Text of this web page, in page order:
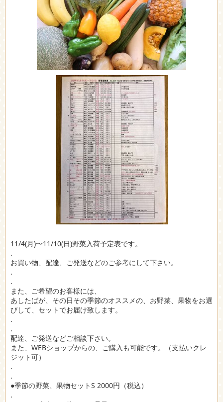
11/4(月)〜11/10(日)野菜入荷予定表です。
.
お買い物、配達、ご発送などのご参考にして下さい。
.
.
また、ご希望のお客様には、
あしたばが、その日その季節のオススメの、お野菜、果物をお選
びして、セットでお届け致します。
.
.
配達、ご発送などご相談下さい。
また、WEBショップからの、ご購入も可能です。（支払いクレ
ジット可）
.
.
●季節の野菜、果物セットS 2000円（税込）
.